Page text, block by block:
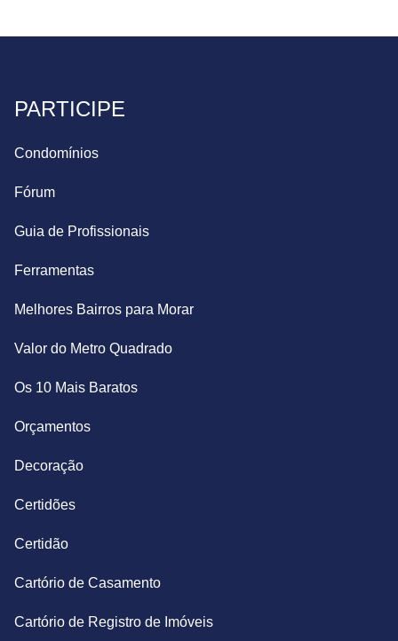
PARTICIPE
Condomínios
Fórum
Guia de Profissionais
Ferramentas
Melhores Bairros para Morar
Valor do Metro Quadrado
Os 10 Mais Baratos
Orçamentos
Decoração
Certidões
Certidão
Cartório de Casamento
Cartório de Registro de Imóveis